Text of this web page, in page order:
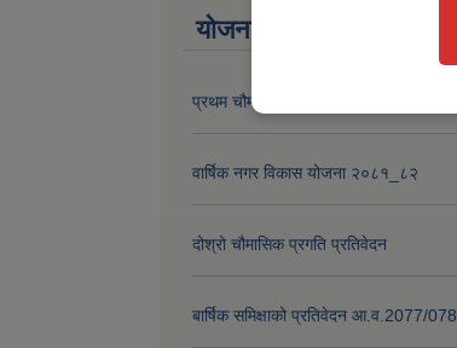
योजना तथा परियोजना
प्रथम चौमासिक प्रगति प्रतिवेदन २०८०-८१
वार्षिक नगर विकास योजना २०८१_८२
दोश्रो चौमासिक प्रगति प्रतिवेदन
बार्षिक समिक्षाको प्रतिवेदन आ.व.2077/078